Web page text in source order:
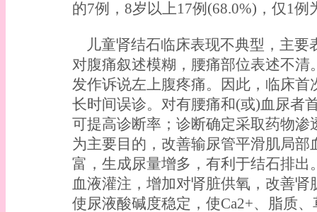
的7例，8岁以上17例(68.0%)，仅1
儿童肾结石临床表现不典型，主要
对腹痛叙述模糊，腰痛部位表述不
发作诉说左上腹疼痛。因此，临床
长时间误诊。对有腰痛和(或)血尿者
可提高诊断率；诊断确定采取药物
为主要目的，改善输尿管平滑肌局
富，生成尿量增多，有利于结石排
血液灌注，增加对肾脏供氧，改善
使尿液酸碱度稳定，使Ca2+、脂质